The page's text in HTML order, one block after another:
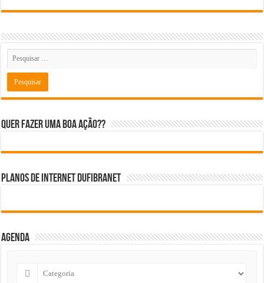
Quer fazer uma boa ação??
Planos de internet DUFIBRANET
Agenda